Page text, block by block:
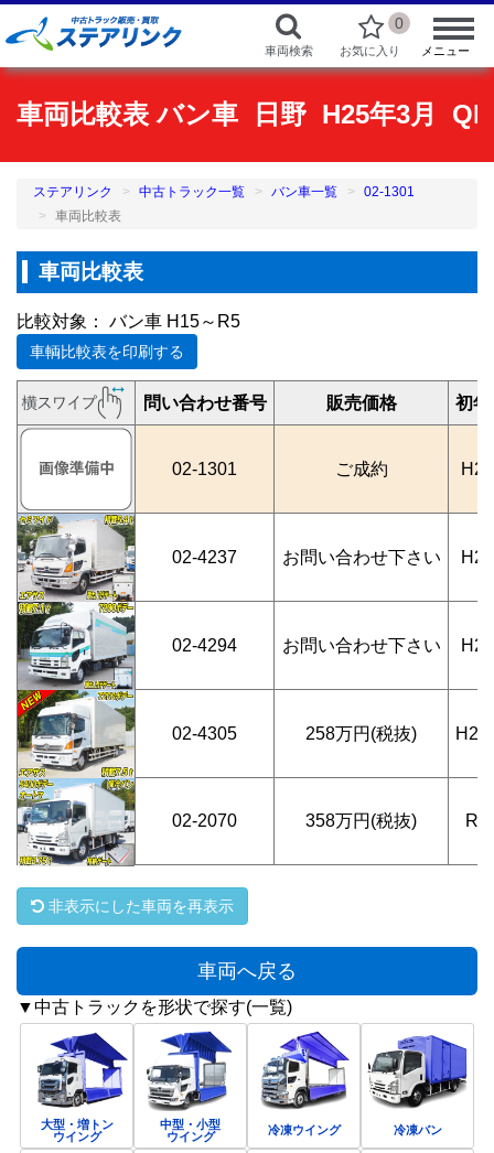
車両検索
0
お気に入り メニュー
車両比較表 バン車 日野 H25年3月
ステアリンク 中古トラック一覧 バン車一覧
02-1301
車両比較表
車両比較表
比較対象： バン車 H15～R5
車輌比較表を印刷する
問い合わせ番号
02-1301
02-4237
02-4294
02-4305
02-2070
販売価格
ご成約
お問い合わせ下さい
お問い合わせ下さい
258万円(税抜)
358万円(税抜)
初
H26
R2
非表示にした車両を再表示
車両へ戻る
▼中古トラックを形状で探す(一覧)
大型・増トン
ウイング
中型・小型
ウイング
冷凍ウイング 冷凍バン